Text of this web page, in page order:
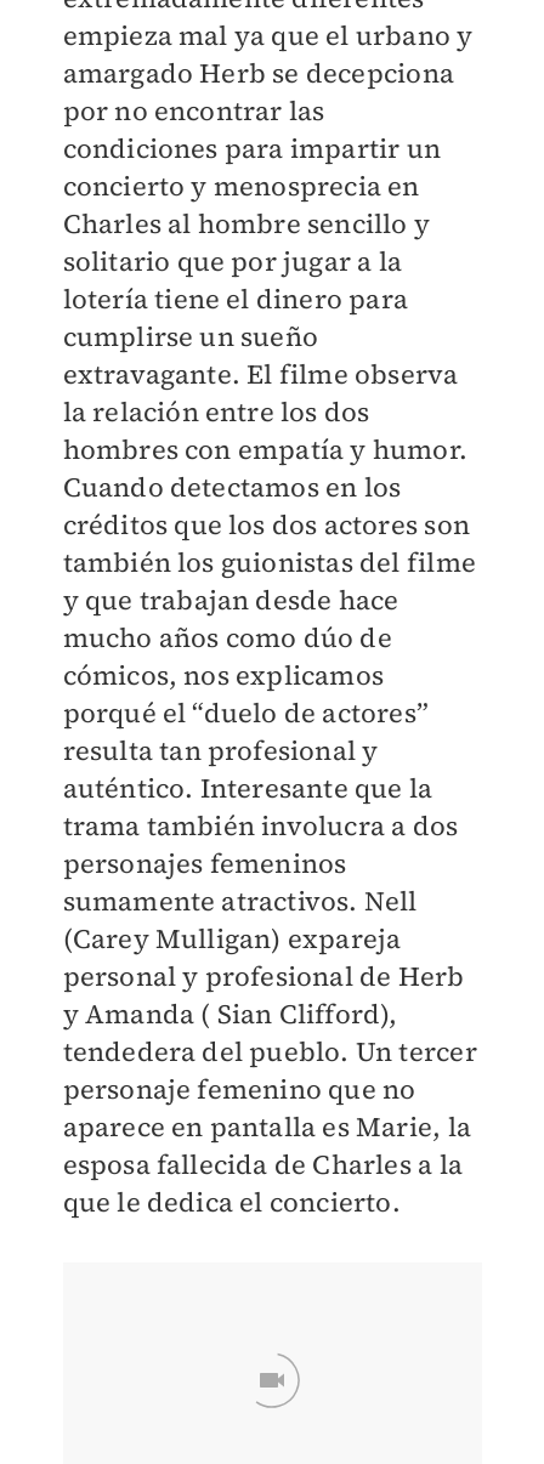
empieza mal ya que el urbano y
amargado Herb se decepciona
por no encontrar las
condiciones para impartir un
concierto y menosprecia en
Charles al hombre sencillo y
solitario que por jugar a la
lotería tiene el dinero para
cumplirse un sueño
extravagante. El filme observa
la relación entre los dos
hombres con empatía y humor.
Cuando detectamos en los
créditos que los dos actores son
también los guionistas del filme
y que trabajan desde hace
mucho años como dúo de
cómicos, nos explicamos
porqué el “duelo de actores”
resulta tan profesional y
auténtico. Interesante que la
trama también involucra a dos
personajes femeninos
sumamente atractivos. Nell
(Carey Mulligan) expareja
personal y profesional de Herb
y Amanda ( Sian Clifford),
tendedera del pueblo. Un tercer
personaje femenino que no
aparece en pantalla es Marie, la
esposa fallecida de Charles a la
que le dedica el concierto.